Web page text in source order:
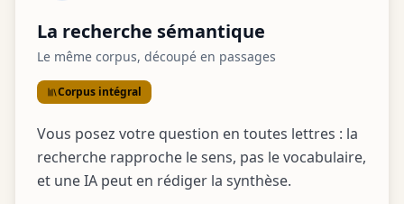
La recherche sémantique
Le même corpus, découpé en passages
Corpus intégral
Vous posez votre question en toutes lettres : la
recherche rapproche le sens, pas le vocabulaire,
et une IA peut en rédiger la synthèse.